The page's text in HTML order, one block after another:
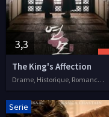
3,3
The King's Affection
Drame, Historique, Romance, Séries VOSTFR, 2021
Serie